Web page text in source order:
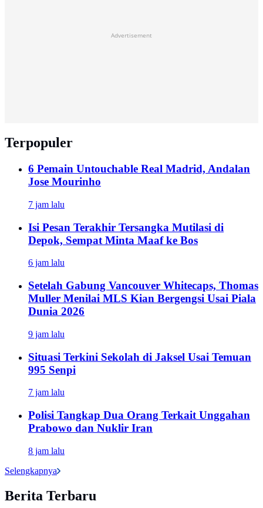
Advertisement
Terpopuler
6 Pemain Untouchable Real Madrid, Andalan
Jose Mourinho
7 jam lalu
Isi Pesan Terakhir Tersangka Mutilasi di
Depok, Sempat Minta Maaf ke Bos
6 jam lalu
Setelah Gabung Vancouver Whitecaps, Thomas
Muller Menilai MLS Kian Bergengsi Usai Piala
Dunia 2026
9 jam lalu
Situasi Terkini Sekolah di Jaksel Usai Temuan
995 Senpi
7 jam lalu
Polisi Tangkap Dua Orang Terkait Unggahan
Prabowo dan Nuklir Iran
8 jam lalu
Selengkapnya
Berita Terbaru